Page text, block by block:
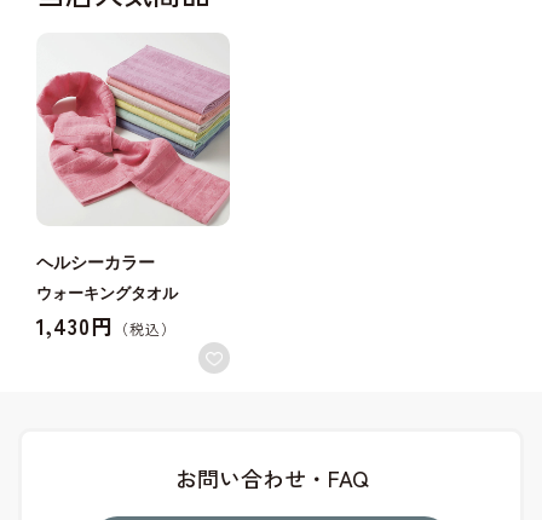
ヘルシーカラー
ウォーキングタオル
1,430円
お問い合わせ・FAQ